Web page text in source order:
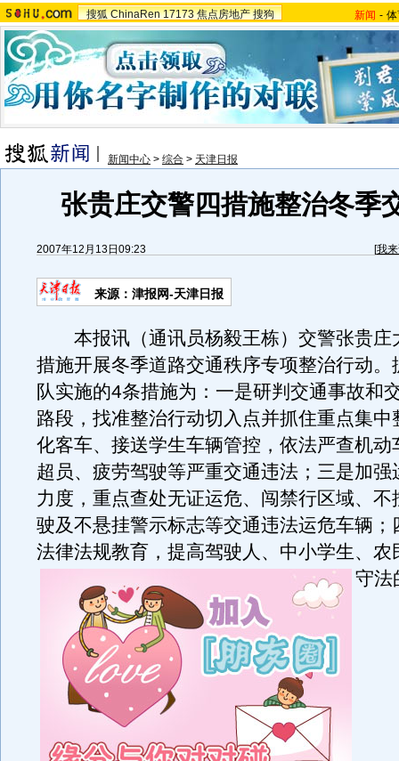
搜狐 ChinaRen 17173 焦点房地产 搜狗 新闻 -
新闻中心 > 综合 > 天津日报
张贵庄交警四措施整治冬季
2007年12月13日09:23 [我
来源：津报网-天津日报
本报讯（通讯员杨毅王栋）交警张贵庄
措施开展冬季道路交通秩序专项整治行动。
队实施的4条措施为：一是研判交通事故和
路段，找准整治行动切入点并抓住重点集中
化客车、接送学生车辆管控，依法严查机动
超员、疲劳驾驶等严重交通违法；三是加强
力度，重点查处无证运危、闯禁行区域、不
驶及不悬挂警示标志等交通违法运危车辆；
法律法规教育，提高驾驶人、中小学生、农
守法